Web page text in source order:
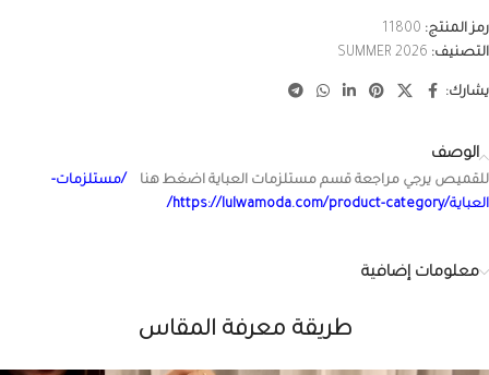
رمز المنتج: 11800
التصنيف: SUMMER 2026
يشارك:
الوصف
للقميص يرجي مراجعة قسم مستلزمات العباية اضغط هنا
/مستلزمات-
العباية/https://lulwamoda.com/product-category/
معلومات إضافية
طريقة معرفة المقاس